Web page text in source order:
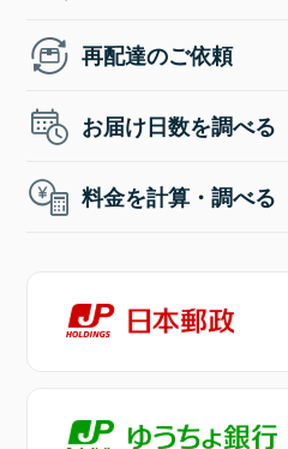
再配達のご依頼
お届け日数を調べる
料金を計算・調べる